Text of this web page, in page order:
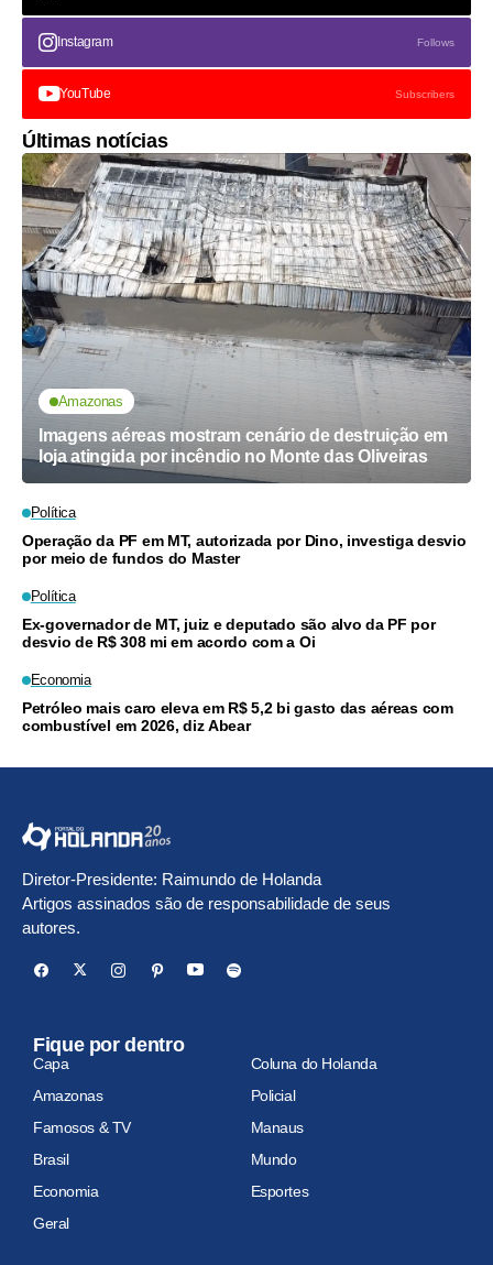
Instagram Follows
YouTube Subscribers
Últimas notícias
Amazonas
Imagens aéreas mostram cenário de destruição em
loja atingida por incêndio no Monte das Oliveiras
Política
Operação da PF em MT, autorizada por Dino, investiga desvio
por meio de fundos do Master
Política
Ex-governador de MT, juiz e deputado são alvo da PF por
desvio de R$ 308 mi em acordo com a Oi
Economia
Petróleo mais caro eleva em R$ 5,2 bi gasto das aéreas com
combustível em 2026, diz Abear
Diretor-Presidente: Raimundo de Holanda
Artigos assinados são de responsabilidade de seus
autores.
Fique por dentro
Capa
Coluna do Holanda
Amazonas
Policial
Famosos & TV
Manaus
Brasil
Mundo
Economia
Esportes
Geral